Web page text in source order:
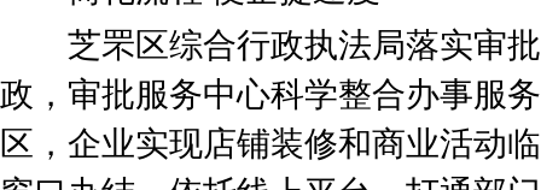
芝罘区综合行政执法局落实审批
政，审批服务中心科学整合办事服
区，企业实现店铺装修和商业活动